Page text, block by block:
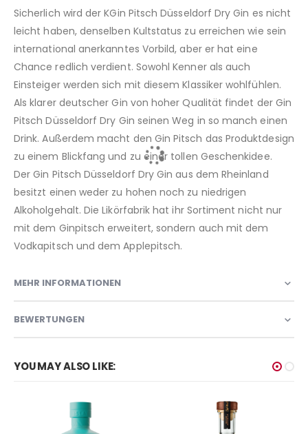
Sicherlich wird der KGin Pitsch Düsseldorf Dry Gin es nicht
leicht haben, denselben Kultstatus zu erreichen wie sein
international anerkanntes Vorbild, aber er hat eine
Chance redlich verdient. Sowohl Kenner als auch
Einsteiger werden sich mit diesem Klassiker wohlfühlen.
Als klarer deutscher Gin von hoher Qualität findet der Gin
Pitsch Düsseldorf Dry Gin seinen Weg in so manch einen
Drink. Außerdem macht den Gin Pitsch das Produktdesign
zu einem Blickfang und zu einer tollen Geschenkidee.
Der Gin Pitsch Düsseldorf Dry Gin aus dem Rheinland
besitzt einen weder zu hohen noch zu niedrigen
Alkoholgehalt. Die Likörfabrik hat ihr Sortiment nicht nur
mit dem Ginpitsch erweitert, sondern auch mit dem
Vodkapitsch und dem Applepitsch.
MEHR INFORMATIONEN
BEWERTUNGEN
YOU MAY ALSO LIKE: